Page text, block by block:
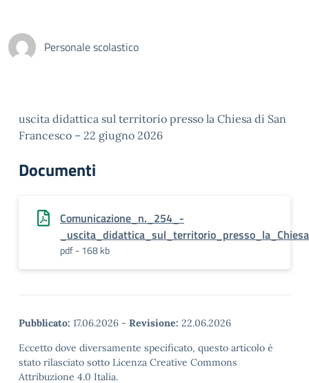
Personale scolastico
uscita didattica sul territorio presso la Chiesa di San
Francesco – 22 giugno 2026
Documenti
Comunicazione_n._254_-
pdf - 168 kb
Pubblicato: 17.06.2026 - Revisione: 22.06.2026
Eccetto dove diversamente specificato, questo articolo è
stato rilasciato sotto Licenza Creative Commons
Attribuzione 4.0 Italia.